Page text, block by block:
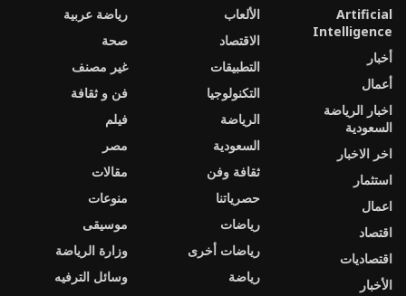
Artificial
Intelligence
أخبار
أعمال
اخبار الرياضة
السعودية
اخر الاخبار
استثمار
اعمال
اقتصاد
اقتصاديات
الأخبار
الألعاب
الاقتصاد
التطبيقات
التكنولوجيا
الرياضة
السعودية
ثقافة وفن
حصرياتنا
رياضات
رياضات أخرى
رياضة
رياضة عربية
صحة
غير مصنف
فن و ثقافة
فيلم
مصر
مقالات
منوعات
موسيقى
وزارة الرياضة
وسائل الترفيه